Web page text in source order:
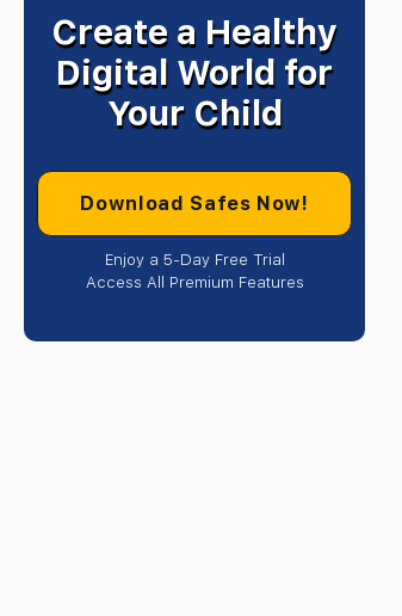
Create a Healthy
Digital World for
Your Child
Download Safes Now!
Enjoy a 5-Day Free Trial
Access All Premium Features